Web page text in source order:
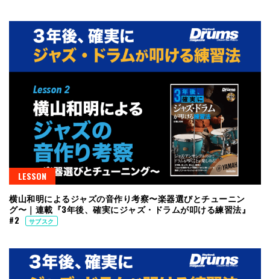
LESSON
横山和明によるジャズの音作り考察〜楽器選びとチューニン
グ〜｜連載『3年後、確実にジャズ・ドラムが叩ける練習法』
#2
サブスク